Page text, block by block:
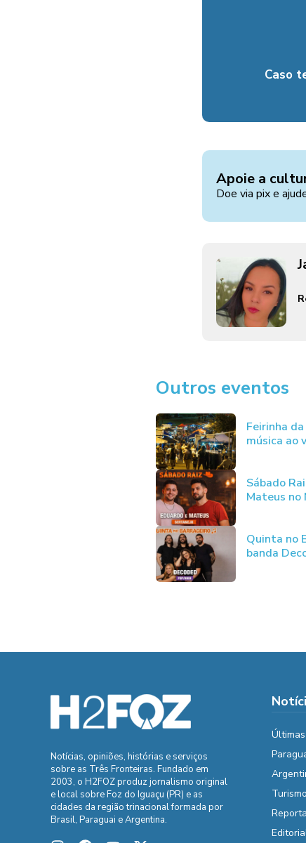
Caso
Apoie a
Doe via pix e
Outros eventos
Feirinha
música ao
Sábado
Mateus no
Quinta no
banda
Notícias, opiniões, histórias e serviços
sobre as Três Fronteiras. Fundado em
2003, o H2FOZ produz jornalismo original
e local sobre Foz do Iguaçu (PR) e as
cidades da região trinacional formada por
Brasil, Paraguai e Argentina.
Turismo